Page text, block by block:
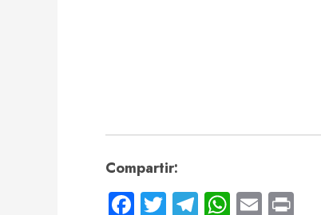
Compartir:
Facebook
Twitter
Telegram
WhatsApp
EmailPrint